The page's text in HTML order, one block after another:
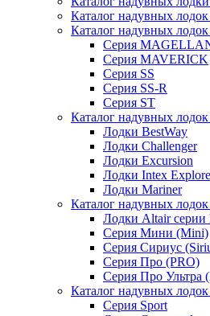
Каталог надувных
Каталог надувных
Серия
Серия MAVERICK
Серия SS
Серия SS-R
Серия ST
Каталог надувных
Лодки BestWay
Лодки Challenger
Лодки Excursion
Лодки Intex
Лодки Mariner
Каталог надувных
Лодки Altair
Серия Мини (Mini)
Серия Сириус
Серия Про (PRO)
Серия Про Ультра
Каталог надувных
Серия Sport